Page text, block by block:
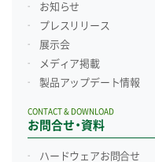
お知らせ
プレスリリース
展示会
メディア掲載
製品アップデート情報
お問合せ・資料
CONTACT & DOWNLOAD
ハードウェアお問合せ